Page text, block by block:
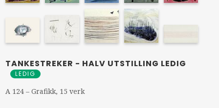
TANKESTREKER - HALV UTSTILLING LEDIG
LEDIG
A 124 – Grafikk, 15 verk